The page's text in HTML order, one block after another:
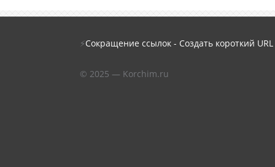
⚡Сокращение ссылок - Создать короткий URL
© 2025 — Korchim.ru